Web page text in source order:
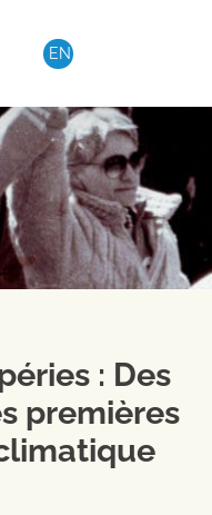
EN
: Des
premières